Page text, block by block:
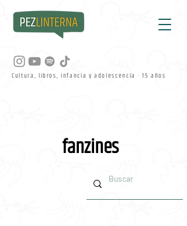
Cultura, libros, infancia y adolescencia · 15 años
fanzines